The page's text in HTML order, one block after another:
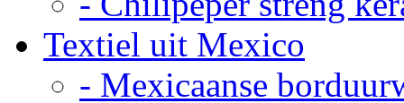
Textiel uit Mexico
- Mexicaanse